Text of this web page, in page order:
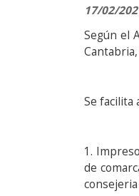
17/02/
Según el
Se facilita
1.
de